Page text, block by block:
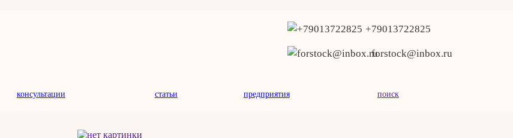
+79013722825
forstock@inbox.ru
консультации статьи предприятия поиск